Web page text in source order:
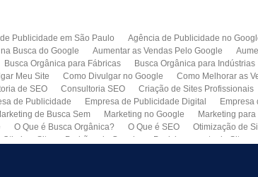
Publicidade em São Paulo Agência de Publicidade no
Busca do Google Aumentar as Vendas Pelo Google
Busca Orgânica para Fábricas Busca Orgânica para Indústrias
Meu Site Como Divulgar no Google Como Melhorar as
de SEO Consultoria SEO Criação de Sites Profissionais
de Publicidade Empresa de Publicidade Digital Empresa
de Busca Sem Marketing no Google Marketing para
O Que é Busca Orgânica? O Que é SEO Otimização de
Otimizar Site Padrões do Google Posicionamento de Site no